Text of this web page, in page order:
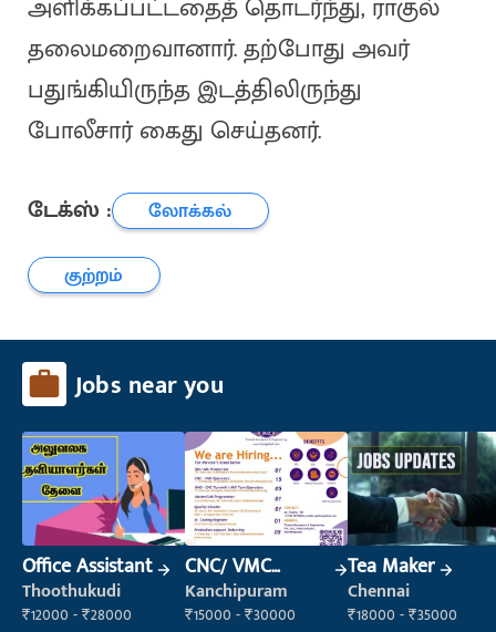
அளிக்கப்பட்டதைத் தொடர்ந்து, ராகுல்
தலைமறைவானார். தற்போது அவர்
பதுங்கியிருந்த இடத்திலிருந்து
போலீசார் கைது செய்தனர்.
டேக்ஸ் :
லோக்கல்
குற்றம்
Jobs near you
Office Assistant
Thoothukudi
₹12000 - ₹28000
CNC/ VMC
Operator
Kanchipuram
₹15000 - ₹30000
Tea Maker
Chennai
₹18000 - ₹35000